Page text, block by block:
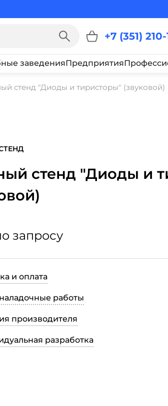
+7 (351)
заведенияПредприятия
стенд "Диоды и тиристоры" (звуковой)
стенд "Диоды и
запросу
и оплата
работы
производителя
разработка